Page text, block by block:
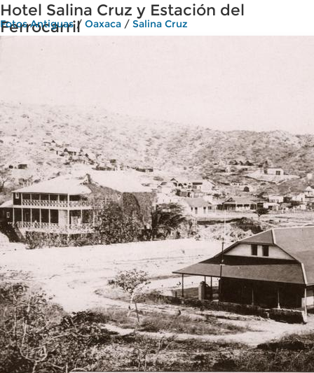
Hotel Salina Cruz y Estación del
Ferrocarril
Fotos Antiguas/ Oaxaca / Salina Cruz